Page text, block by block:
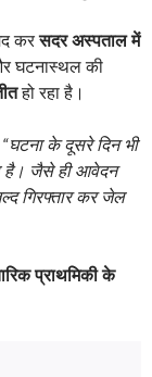
करसदर अस्पताल में
घटनास्थल की
हो रहा है।
“घटना के दूसरे दिन भी
है। जैसे ही आवेदन
गिरफ्तार कर जेल
प्राथमिकी के